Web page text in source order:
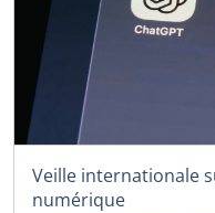
Veille internationale
numérique